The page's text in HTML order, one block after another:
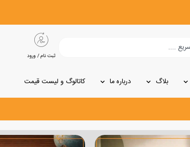
ثبت نام / ورود
بلاگ درباره ما کاتالوگ و لیست قیمت
برگه برگه برگه